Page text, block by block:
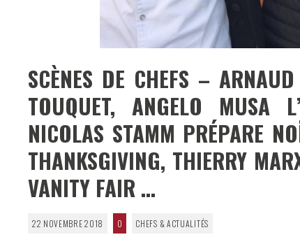
SCÈNES DE CHEFS –
TOUQUET, ANGELO MUSA
NICOLAS STAMM PRÉPARE
THANKSGIVING, THIERRY
VANITY FAIR …
22 NOVEMBRE 2018 0 CHEFS & ACTUALITÉS